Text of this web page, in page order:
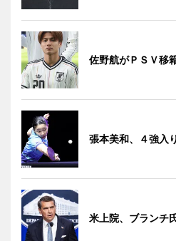
佐野航がＰＳＶ
張本美和、４強入り
米上院、ブランチ